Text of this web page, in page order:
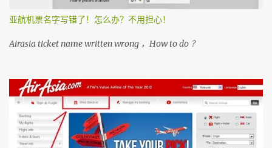
亚航机票名字写错了！怎么办？不用担心！
Airasia ticket name written wrong ，How to do ？